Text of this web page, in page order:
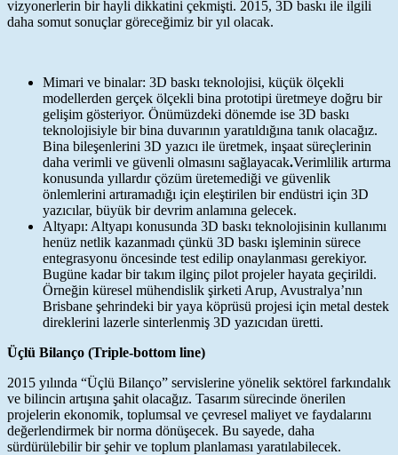
vizyonerlerin bir hayli dikkatini çekmişti. 2015, 3D baskı ile ilgili
daha somut sonuçlar göreceğimiz bir yıl olacak.
Mimari ve binalar: 3D baskı teknolojisi, küçük ölçekli
modellerden gerçek ölçekli bina prototipi üretmeye doğru bir
gelişim gösteriyor. Önümüzdeki dönemde ise 3D baskı
teknolojisiyle bir bina duvarının yaratıldığına tanık olacağız.
Bina bileşenlerini 3D yazıcı ile üretmek, inşaat süreçlerinin
daha verimli ve güvenli olmasını sağlayacak.Verimlilik artırma
konusunda yıllardır çözüm üretemediği ve güvenlik
önlemlerini artıramadığı için eleştirilen bir endüstri için 3D
yazıcılar, büyük bir devrim anlamına gelecek.
Altyapı: Altyapı konusunda 3D baskı teknolojisinin kullanımı
henüz netlik kazanmadı çünkü 3D baskı işleminin sürece
entegrasyonu öncesinde test edilip onaylanması gerekiyor.
Bugüne kadar bir takım ilginç pilot projeler hayata geçirildi.
Örneğin küresel mühendislik şirketi Arup, Avustralya’nın
Brisbane şehrindeki bir yaya köprüsü projesi için metal destek
direklerini lazerle sinterlenmiş 3D yazıcıdan üretti.
Üçlü Bilanço (Triple-bottom line)
2015 yılında “Üçlü Bilanço” servislerine yönelik sektörel farkındalık
ve bilincin artışına şahit olacağız. Tasarım sürecinde önerilen
projelerin ekonomik, toplumsal ve çevresel maliyet ve faydalarını
değerlendirmek bir norma dönüşecek. Bu sayede, daha
sürdürülebilir bir şehir ve toplum planlaması yaratılabilecek.